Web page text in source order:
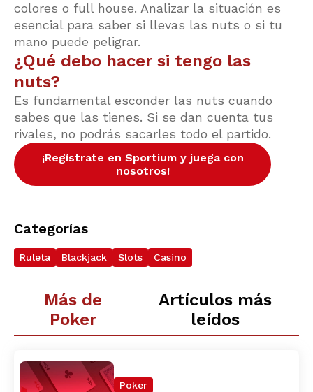
colores o full house. Analizar la situación es
esencial para saber si llevas las nuts o si tu
mano puede peligrar.
¿Qué debo hacer si tengo las
nuts?
Es fundamental esconder las nuts cuando
sabes que las tienes. Si se dan cuenta tus
rivales, no podrás sacarles todo el partido.
¡Regístrate en Sportium y juega con
nosotros!
Categorías
Ruleta Blackjack Slots Casino
Más de
Poker
Artículos más
leídos
Poker